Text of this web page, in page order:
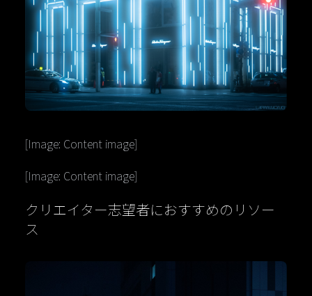
[Image: Content image]
[Image: Content image]
クリエイター志望者におすすめのリソー
ス